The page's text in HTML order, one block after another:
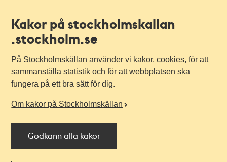
Kakor på stockholmskallan
.stockholm.se
På Stockholmskällan använder vi kakor, cookies, för att
sammanställa statistik och för att webbplatsen ska
fungera på ett bra sätt för dig.
Om kakor på Stockholmskällan
Godkänn alla kakor